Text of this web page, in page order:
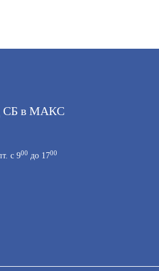
cookie–файлов.
с 900 до 1700